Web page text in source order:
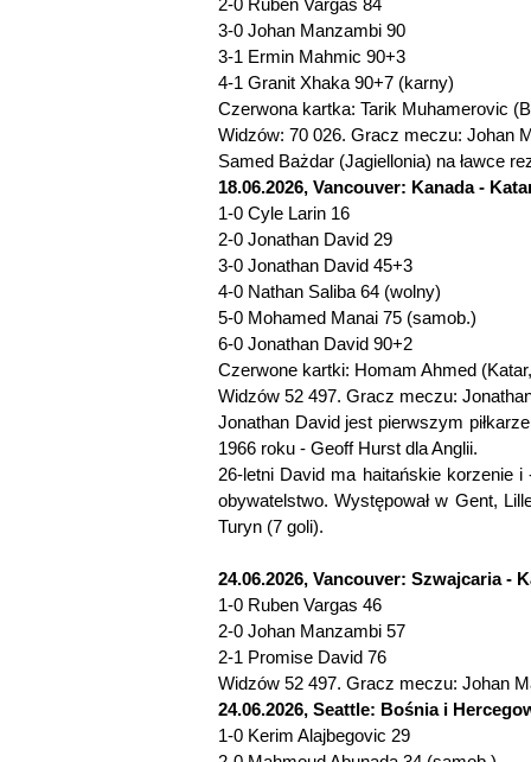
2-0 Ruben Vargas 84
3-0 Johan Manzambi 90
3-1 Ermin Mahmic 90+3
4-1 Granit Xhaka 90+7 (karny)
Czerwona kartka: Tarik Muhamerovic
Widzów: 70 026. Gracz meczu: Johan
Samed Bażdar (Jagiellonia) na ławce
18.06.2026, Vancouver: Kanada -
1-0 Cyle Larin 16
2-0 Jonathan David 29
3-0 Jonathan David 45+3
4-0 Nathan Saliba 64 (wolny)
5-0 Mohamed Manai 75 (samob.)
6-0 Jonathan David 90+2
Czerwone kartki: Homam Ahmed
Widzów 52 497. Gracz meczu:
Jonathan David jest pierwszym
1966 roku - Geoff Hurst dla Anglii.
26-letni David ma haitańskie korzenie
obywatelstwo. Występował w Gent,
Turyn (7 goli).
24.06.2026, Vancouver: Szwajcaria -
1-0 Ruben Vargas 46
2-0 Johan Manzambi 57
2-1 Promise David 76
Widzów 52 497. Gracz meczu: Johan
24.06.2026, Seattle: Bośnia i
1-0 Kerim Alajbegovic 29